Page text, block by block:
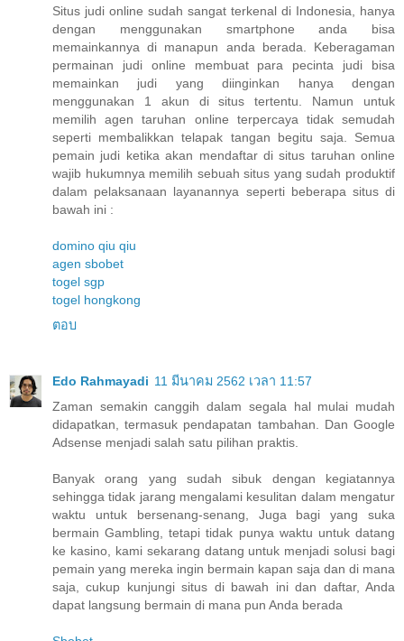
Situs judi online sudah sangat terkenal di Indonesia, hanya
dengan menggunakan smartphone anda bisa
memainkannya di manapun anda berada. Keberagaman
permainan judi online membuat para pecinta judi bisa
memainkan judi yang diinginkan hanya dengan
menggunakan 1 akun di situs tertentu. Namun untuk
memilih agen taruhan online terpercaya tidak semudah
seperti membalikkan telapak tangan begitu saja. Semua
pemain judi ketika akan mendaftar di situs taruhan online
wajib hukumnya memilih sebuah situs yang sudah produktif
dalam pelaksanaan layanannya seperti beberapa situs di
bawah ini :
domino qiu qiu
agen sbobet
togel sgp
togel hongkong
ตอบ
Edo Rahmayadi 11 มีนาคม 2562 เวลา 11:57
Zaman semakin canggih dalam segala hal mulai mudah
didapatkan, termasuk pendapatan tambahan. Dan Google
Adsense menjadi salah satu pilihan praktis.
Banyak orang yang sudah sibuk dengan kegiatannya
sehingga tidak jarang mengalami kesulitan dalam mengatur
waktu untuk bersenang-senang, Juga bagi yang suka
bermain Gambling, tetapi tidak punya waktu untuk datang
ke kasino, kami sekarang datang untuk menjadi solusi bagi
pemain yang mereka ingin bermain kapan saja dan di mana
saja, cukup kunjungi situs di bawah ini dan daftar, Anda
dapat langsung bermain di mana pun Anda berada